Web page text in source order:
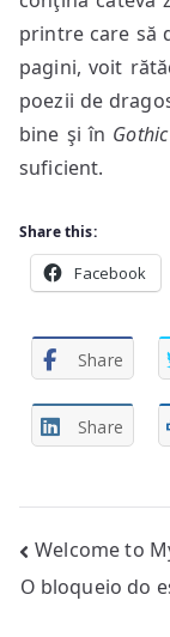
printre care să
pagini, voit
poezii de
bine şi în Gothic
suficient.
Share this:
Facebook
Share
Share
Post
Welcome to
O bloqueio do